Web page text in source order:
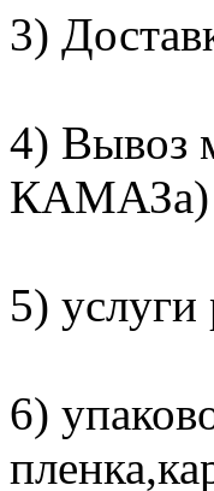
3)
4) Вывоз
КАМАЗа)
5) услуги
6)